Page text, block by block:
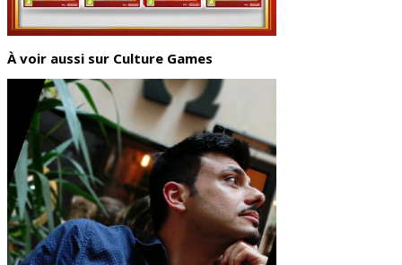
À voir aussi sur Culture Games